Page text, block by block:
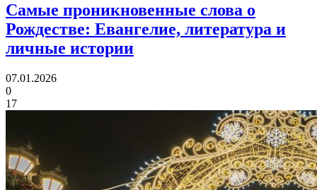
Самые проникновенные слова о
Рождестве: Евангелие, литература и
личные истории
07.01.2026
0
17